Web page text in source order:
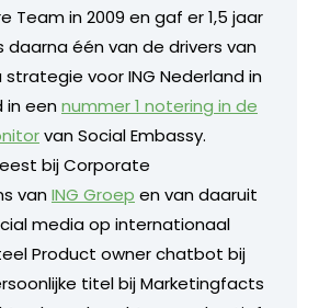
Team in 2009 en gaf er 1,5 jaar
daarna één van de drivers van
voor ING Nederland in
in eennummer 1 notering in de
van Social Embassy.
bij Corporate
vanING Groep en van daaruit
media op internationaal
Product owner chatbot bij
titel bij Marketingfacts